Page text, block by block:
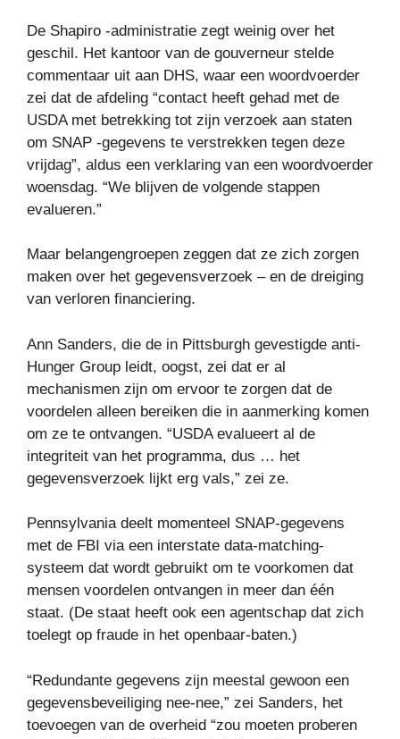
De Shapiro -administratie zegt weinig over het
geschil. Het kantoor van de gouverneur stelde
commentaar uit aan DHS, waar een woordvoerder
zei dat de afdeling “contact heeft gehad met de
USDA met betrekking tot zijn verzoek aan staten
om SNAP -gegevens te verstrekken tegen deze
vrijdag”, aldus een verklaring van een woordvoerder
woensdag. “We blijven de volgende stappen
evalueren.”
Maar belangengroepen zeggen dat ze zich zorgen
maken over het gegevensverzoek – en de dreiging
van verloren financiering.
Ann Sanders, die de in Pittsburgh gevestigde anti-
Hunger Group leidt, oogst, zei dat er al
mechanismen zijn om ervoor te zorgen dat de
voordelen alleen bereiken die in aanmerking komen
om ze te ontvangen. “USDA evalueert al de
integriteit van het programma, dus … het
gegevensverzoek lijkt erg vals,” zei ze.
Pennsylvania deelt momenteel SNAP-gegevens
met de FBI via een interstate data-matching-
systeem dat wordt gebruikt om te voorkomen dat
mensen voordelen ontvangen in meer dan één
staat. (De staat heeft ook een agentschap dat zich
toelegt op fraude in het openbaar-baten.)
“Redundante gegevens zijn meestal gewoon een
gegevensbeveiliging nee-nee,” zei Sanders, het
toevoegen van de overheid “zou moeten proberen